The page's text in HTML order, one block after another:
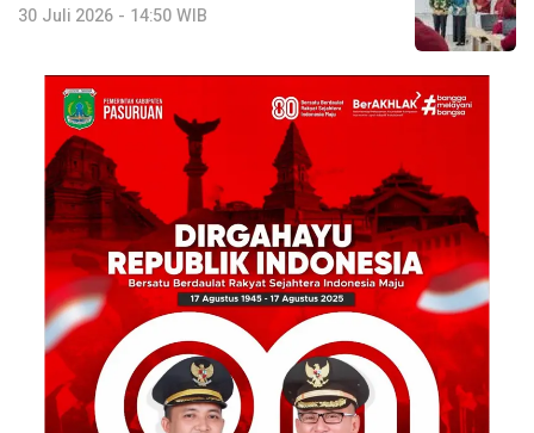
30 Juli 2026 - 14:50 WIB